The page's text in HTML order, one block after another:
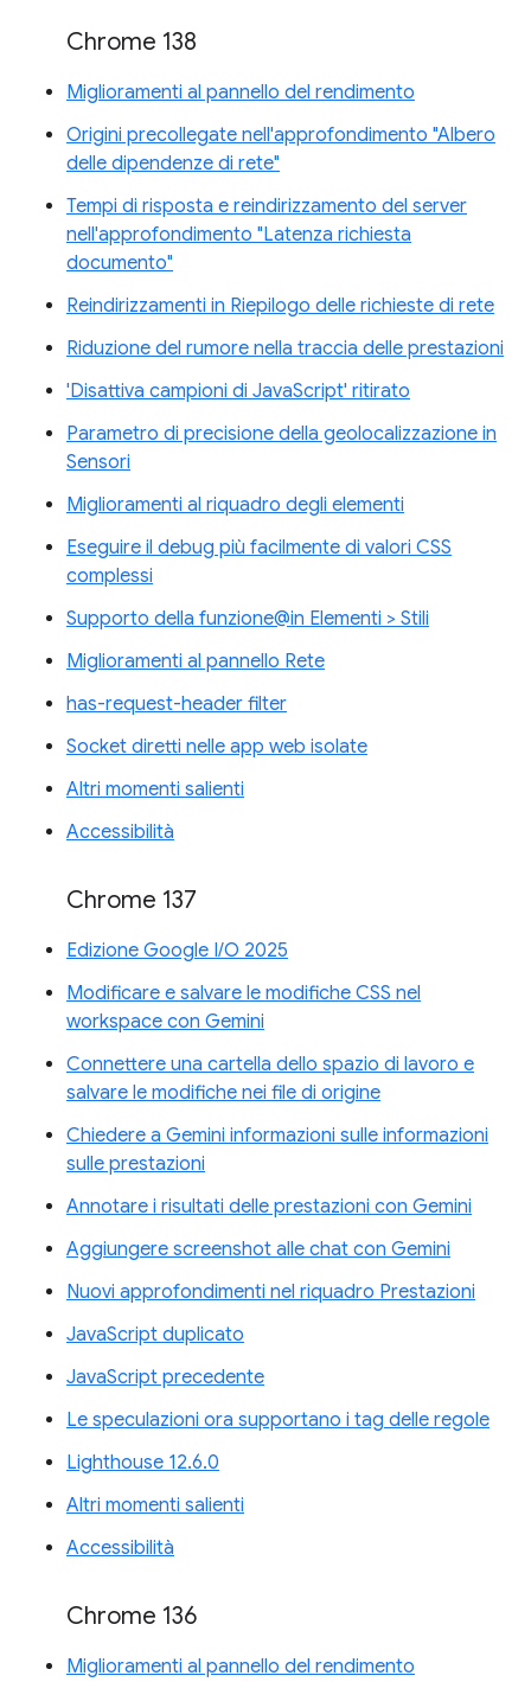
Chrome 138
Miglioramenti al pannello del rendimento
Origini precollegate nell'approfondimento "Albero
delle dipendenze di rete"
Tempi di risposta e reindirizzamento del server
nell'approfondimento "Latenza richiesta
documento"
Reindirizzamenti in Riepilogo delle richieste di rete
Riduzione del rumore nella traccia delle prestazioni
'Disattiva campioni di JavaScript' ritirato
Parametro di precisione della geolocalizzazione in
Sensori
Miglioramenti al riquadro degli elementi
Eseguire il debug più facilmente di valori CSS
complessi
Supporto della funzione@in Elementi > Stili
Miglioramenti al pannello Rete
has-request-header filter
Socket diretti nelle app web isolate
Altri momenti salienti
Accessibilità
Chrome 137
Edizione Google I/O 2025
Modificare e salvare le modifiche CSS nel
workspace con Gemini
Connettere una cartella dello spazio di lavoro e
salvare le modifiche nei file di origine
Chiedere a Gemini informazioni sulle informazioni
sulle prestazioni
Annotare i risultati delle prestazioni con Gemini
Aggiungere screenshot alle chat con Gemini
Nuovi approfondimenti nel riquadro Prestazioni
JavaScript duplicato
JavaScript precedente
Le speculazioni ora supportano i tag delle regole
Lighthouse 12.6.0
Altri momenti salienti
Accessibilità
Chrome 136
Miglioramenti al pannello del rendimento